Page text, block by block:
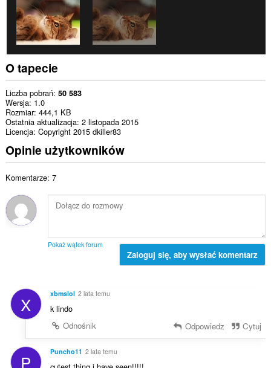
O tapecie
Liczba pobrań 50 583
Wersja 1.0
Rozmiar 444,1 KB
Ostatnia aktualizacja 2 listopada 2015
Licencja Copyright 2015 dkiller83
Opinie użytkowników
Komentarze: 7
Pokaż wątek forum
Zaloguj się, aby wysłać komentarz
X xbmslol 2 lata temu
k lindo
Odnośnik
Odpowiedz Cytuj
P Puncho11 2 lata temu